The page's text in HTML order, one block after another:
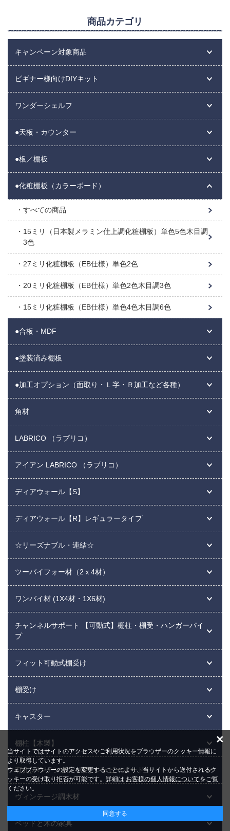
商品カテゴリ
キャンペーン対象商品
ビギナー様向けDIYキット
ワンダーシェルフ
●天板・カウンター
●板／棚板
●化粧棚板（カラーボード）
すべての商品
15ミリ（日本製メラミン仕上調化粧棚板）単色5色木目調
3色
27ミリ化粧棚板（EB仕様）単色2色
20ミリ化粧棚板（EB仕様）単色2色木目調3色
15ミリ化粧棚板（EB仕様）単色4色木目調6色
●合板・MDF
●塗装済み棚板
●加工オプション（面取り・Ｌ字・Ｒ加工など各種）
角材
LABRICO （ラブリコ）
アイアン LABRICO （ラブリコ）
ディアウォール【S】
ディアウォール【R】レギュラータイプ
☆リーズナブル・連結☆
ツーバイフォー材（2ｘ4材）
ワンバイ材 (1X4材・1X6材)
チャンネルサポート 【可動式】棚柱・棚受・ハンガーパイ
プ
フィット可動式棚受け
棚受け
キャスター
棚柱【木製】
有孔(パンチング・ペグ) シャビーボード
ヴィンテージ調木材
ベッドと木の家具
当サイトではサイトのアクセスやご利用状況をブラウザーのクッキー情報に
より取得しています。
ウェブブラウザーの設定を変更することにより、当サイトから送付されるク
ッキーの受け取り拒否が可能です。詳細は お客様の個人情報についてをご覧
ください。
同意する
×